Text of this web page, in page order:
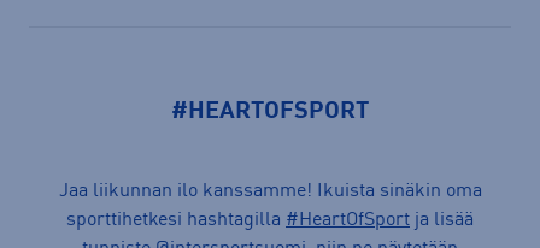
#HEARTOFSPORT
Jaa liikunnan ilo kanssamme! Ikuista sinäkin oma
sporttihetkesi hashtagilla #HeartOfSport ja lisää